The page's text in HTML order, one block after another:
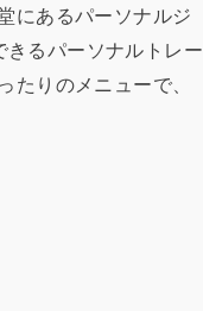
にあるパーソナルジ
きるパーソナルトレー
たりのメニューで、